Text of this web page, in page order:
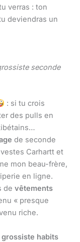
verras : ton
deviendras un
seconde
: si tu crois
des pulls en
de seconde
Carhartt et
mon beau-frère,
en ligne.
de vêtements
« presque
riche.
grossiste habits